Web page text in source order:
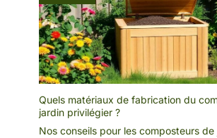
Quels matériaux de fabrication du
jardin privilégier ?
Nos conseils pour les composteurs de